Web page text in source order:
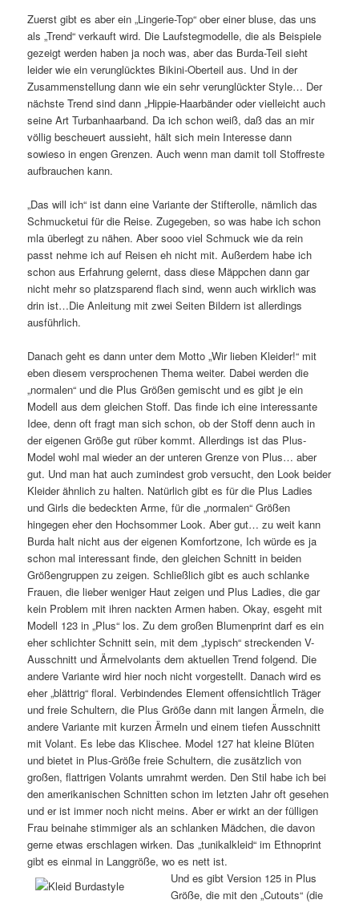
Zuerst gibt es aber ein „Lingerie-Top“ ober einer bluse, das uns
als „Trend“ verkauft wird. Die Laufstegmodelle, die als Beispiele
gezeigt werden haben ja noch was, aber das Burda-Teil sieht
leider wie ein verunglücktes Bikini-Oberteil aus. Und in der
Zusammenstellung dann wie ein sehr verunglückter Style… Der
nächste Trend sind dann „Hippie-Haarbänder oder vielleicht auch
seine Art Turbanhaarband. Da ich schon weiß, daß das an mir
völlig bescheuert aussieht, hält sich mein Interesse dann
sowieso in engen Grenzen. Auch wenn man damit toll Stoffreste
aufbrauchen kann.
„Das will ich“ ist dann eine Variante der Stifterolle, nämlich das
Schmucketui für die Reise. Zugegeben, so was habe ich schon
mla überlegt zu nähen. Aber sooo viel Schmuck wie da rein
passt nehme ich auf Reisen eh nicht mit. Außerdem habe ich
schon aus Erfahrung gelernt, dass diese Mäppchen dann gar
nicht mehr so platzsparend flach sind, wenn auch wirklich was
drin ist…Die Anleitung mit zwei Seiten Bildern ist allerdings
ausführlich.
Danach geht es dann unter dem Motto „Wir lieben Kleider!“ mit
eben diesem versprochenen Thema weiter. Dabei werden die
„normalen“ und die Plus Größen gemischt und es gibt je ein
Modell aus dem gleichen Stoff. Das finde ich eine interessante
Idee, denn oft fragt man sich schon, ob der Stoff denn auch in
der eigenen Größe gut rüber kommt. Allerdings ist das Plus-
Model wohl mal wieder an der unteren Grenze von Plus… aber
gut. Und man hat auch zumindest grob versucht, den Look beider
Kleider ähnlich zu halten. Natürlich gibt es für die Plus Ladies
und Girls die bedeckten Arme, für die „normalen“ Größen
hingegen eher den Hochsommer Look. Aber gut… zu weit kann
Burda halt nicht aus der eigenen Komfortzone, Ich würde es ja
schon mal interessant finde, den gleichen Schnitt in beiden
Größengruppen zu zeigen. Schließlich gibt es auch schlanke
Frauen, die lieber weniger Haut zeigen und Plus Ladies, die gar
kein Problem mit ihren nackten Armen haben. Okay, esgeht mit
Modell 123 in „Plus“ los. Zu dem großen Blumenprint darf es ein
eher schlichter Schnitt sein, mit dem „typisch“ streckenden V-
Ausschnitt und Ärmelvolants dem aktuellen Trend folgend. Die
andere Variante wird hier noch nicht vorgestellt. Danach wird es
eher „blättrig“ floral. Verbindendes Element offensichtlich Träger
und freie Schultern, die Plus Größe dann mit langen Ärmeln, die
andere Variante mit kurzen Ärmeln und einem tiefen Ausschnitt
mit Volant. Es lebe das Klischee. Model 127 hat kleine Blüten
und bietet in Plus-Größe freie Schultern, die zusätzlich von
großen, flattrigen Volants umrahmt werden. Den Stil habe ich bei
den amerikanischen Schnitten schon im letzten Jahr oft gesehen
und er ist immer noch nicht meins. Aber er wirkt an der fülligen
Frau beinahe stimmiger als an schlanken Mädchen, die davon
gerne etwas erschlagen wirken. Das „tunikalkleid“ im Ethnoprint
gibt es einmal in Langgröße, wo es nett ist.
Und es gibt Version 125 in Plus
Größe, die mit den „Cutouts“ (die